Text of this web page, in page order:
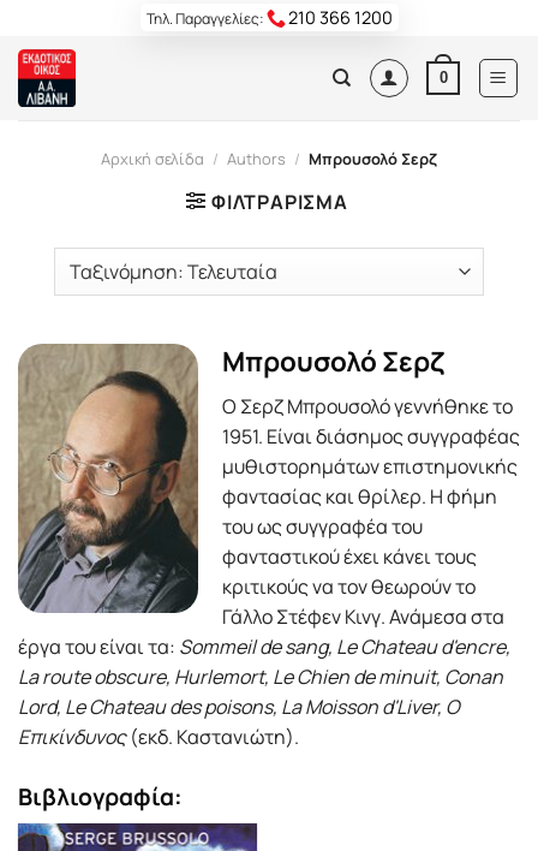
content
Τηλ. Παραγγελίες: 210 366 1200
0
Αρχική σελίδα / Authors / Μπρουσολό Σερζ
ΦΙΛΤΡΆΡΙΣΜΑ
Μπρουσολό Σερζ
Ο Σερζ Μπρουσολό γεννήθηκε το
1951. Είναι διάσημος συγγραφέας
μυθιστορημάτων επιστημονικής
φαντασίας και θρίλερ. Η φήμη
του ως συγγραφέα του
φανταστικού έχει κάνει τους
κριτικούς να τον θεωρούν το
Γάλλο Στέφεν Κινγ. Ανάμεσα στα
έργα του είναι τα: Sommeil de sang, Le Chateau d'encre,
La route obscure, Hurlemort, Le Chien de minuit, Conan
Lord, Le Chateau des poisons, La Moisson d'Liver, Ο
Επικίνδυνος(εκδ. Καστανιώτη).
Βιβλιογραφία: